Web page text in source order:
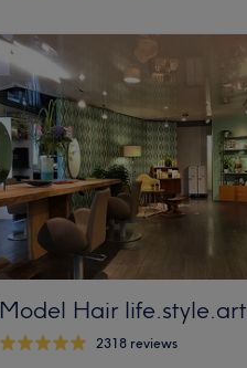
Model Hair life.style.art
2318 reviews